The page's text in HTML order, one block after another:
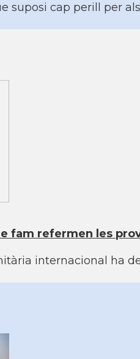
suposi cap perill per
fam refermen les
internacional ha